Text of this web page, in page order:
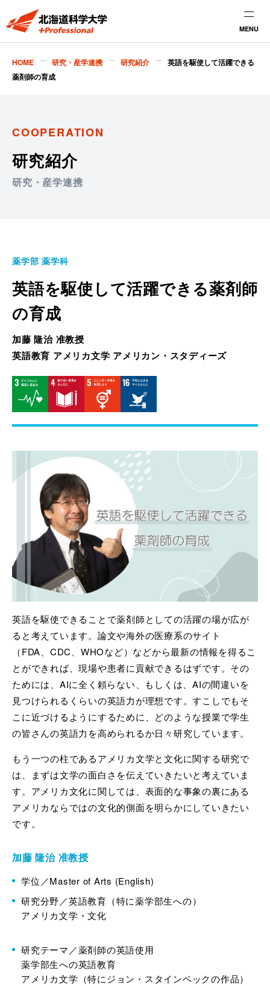
MENU
HOME 研究・産学連携 研究紹介
英語を駆使して活躍できる
薬剤師の育成
COOPERATION
研究紹介
研究・産学連携
薬学部 薬学科
英語を駆使して活躍できる薬剤師
の育成
加藤 隆治 准教授
英語教育 アメリカ文学 アメリカン・スタディーズ
英語を駆使できることで薬剤師としての活躍の場が広が
ると考えています。論文や海外の医療系のサイト
（FDA、CDC、WHOなど）などから最新の情報を得るこ
とができれば、現場や患者に貢献できるはずです。その
ためには、AIに全く頼らない、もしくは、AIの間違いを
見つけられるくらいの英語力が理想です。すこしでもそ
こに近づけるようにするために、どのような授業で学生
の皆さんの英語力を高められるか日々研究しています。
もう一つの柱であるアメリカ文学と文化に関する研究で
は、まずは文学の面白さを伝えていきたいと考えていま
す。アメリカ文化に関しては、表面的な事象の裏にある
アメリカならではの文化的側面を明らかにしていきたい
です。
加藤 隆治 准教授
学位／Master of Arts (English)
研究分野／英語教育（特に薬学部生への）
アメリカ文学・文化
研究テーマ／薬剤師の英語使用
薬学部生への英語教育
アメリカ文学（特にジョン・スタインベックの作品）